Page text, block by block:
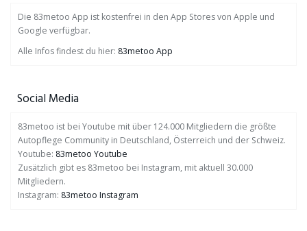
Die 83metoo App ist kostenfrei in den App Stores von Apple und
Google verfügbar.
Alle Infos findest du hier: 83metoo App
Social Media
83metoo ist bei Youtube mit über 124.000 Mitgliedern die größte
Autopflege Community in Deutschland, Österreich und der Schweiz.
Youtube: 83metoo Youtube
Zusätzlich gibt es 83metoo bei Instagram, mit aktuell 30.000
Mitgliedern.
Instagram: 83metoo Instagram